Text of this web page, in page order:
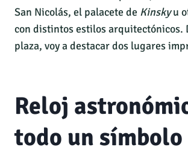
San Nicolás, el palacete de Kinskyu
con distintos estilos arquitectónicos.
plaza, voy a destacar dos lugares
Reloj
todo un símbolo